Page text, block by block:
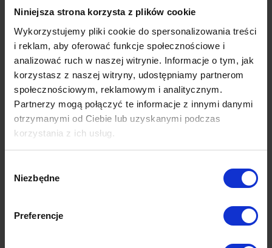
Niniejsza strona korzysta z plików cookie
Wykorzystujemy pliki cookie do spersonalizowania treści
i reklam, aby oferować funkcje społecznościowe i
analizować ruch w naszej witrynie. Informacje o tym, jak
korzystasz z naszej witryny, udostępniamy partnerom
społecznościowym, reklamowym i analitycznym.
Partnerzy mogą połączyć te informacje z innymi danymi
otrzymanymi od Ciebie lub uzyskanymi podczas
korzystania z ich usług.
Polityki Prywatności Google
zgody
Niezbędne
Preferencje
ekranie.
Zdjęcie– może stanowić klikalny odnośnik do
strony internetowej, sklepu z aplikacjami lub
innej kanwy. Możesz dopasować go do
szerokości ekranu z możliwością powiększania
obrazu lub do wysokości – by wyświetlał się na
pełnym ekranie.
strzałki umożliwiające przewijanie w poziomie.
odnośnik dla każdego z nich
. Jeżeli wprowadzisz
zdjęcia w różnych rozmiarze – kolejne dopasują